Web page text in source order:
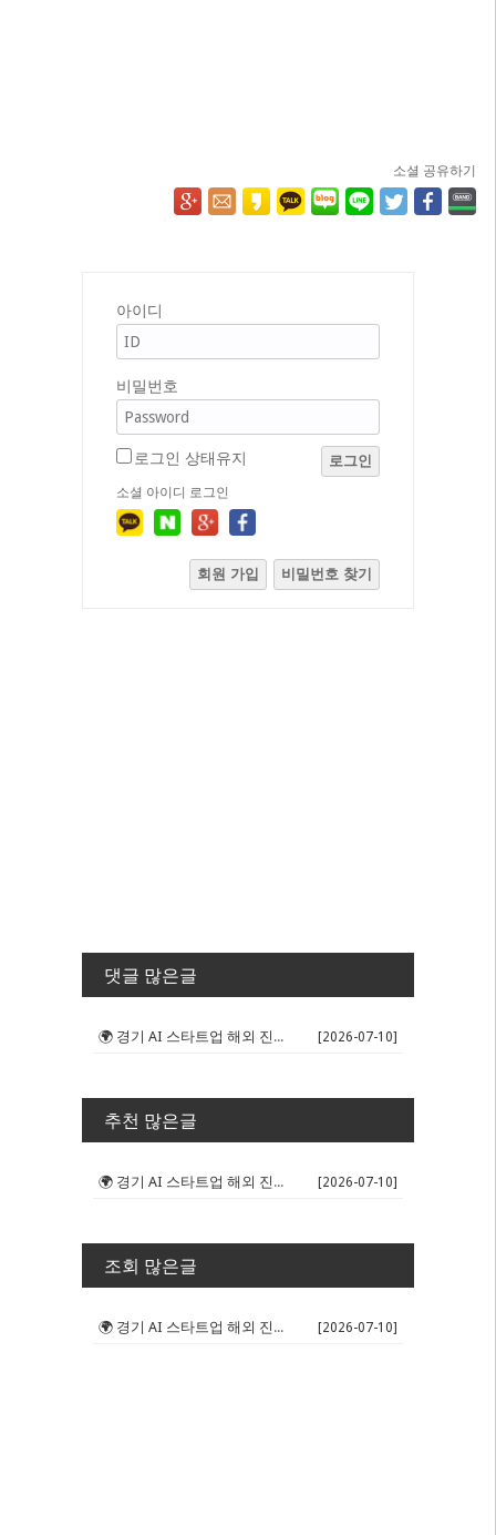
소셜 공유하기
아이디
비밀번호
로그인 상태유지 로그인
소셜 아이디 로그인
회원 가입 비밀번호 찾기
댓글 많은글
🌍 경기 AI 스타트업 해외 진출 판... [2026-07-10]
추천 많은글
🌍 경기 AI 스타트업 해외 진출 판... [2026-07-10]
조회 많은글
🌍 경기 AI 스타트업 해외 진출 판... [2026-07-10]